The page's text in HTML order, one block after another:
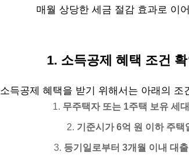
매월 상당한 세금 절감 효과로 이
1. 소득공제 혜택 조건 확
소득공제 혜택을 받기 위해서는 아래의 조
무주택자 또는 1주택 보유 세
기준시가 6억 원 이하 주택
등기일로부터 3개월 이내 대